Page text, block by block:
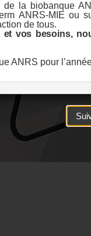
la biobanque
ANRS-MIE
de tous.
vos besoins,
ANRS pour